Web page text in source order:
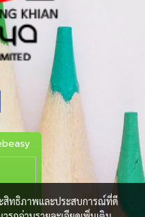
ะสิทธิภาพและประสบการณ์ที่ดี